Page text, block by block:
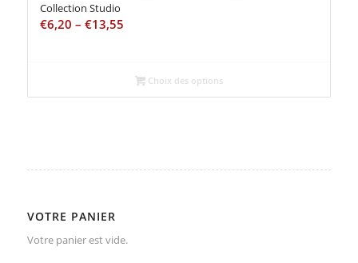
Collection Studio
€6,20 – €13,55
Choix des options
VOTRE PANIER
Votre panier est vide.